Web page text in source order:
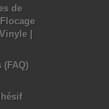
de
|
(FAQ)